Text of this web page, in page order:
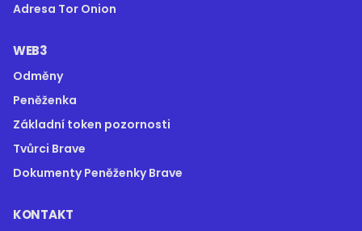
Adresa Tor Onion
WEB3
Odměny
Peněženka
Základní token pozornosti
Tvůrci Brave
Dokumenty Peněženky Brave
KONTAKT